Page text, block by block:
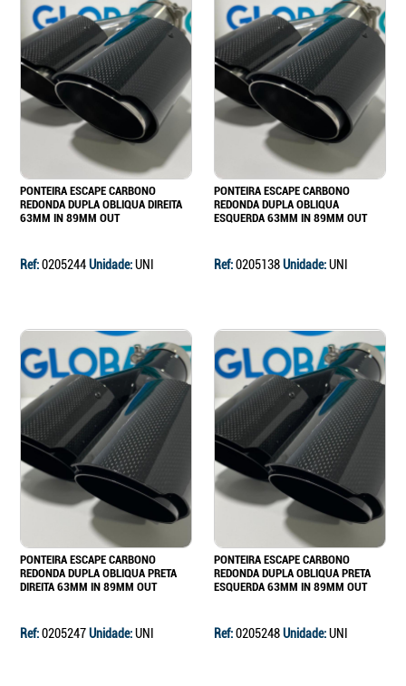
PONTEIRA ESCAPE CARBONO
REDONDA DUPLA OBLIQUA DIREITA
63MM IN 89MM OUT
Ref:0205244Unidade:UNI
PONTEIRA ESCAPE CARBONO
REDONDA DUPLA OBLIQUA
ESQUERDA 63MM IN 89MM OUT
Ref:0205138Unidade:UNI
PONTEIRA ESCAPE CARBONO
REDONDA DUPLA OBLIQUA PRETA
DIREITA 63MM IN 89MM OUT
Ref:0205247Unidade:UNI
PONTEIRA ESCAPE CARBONO
REDONDA DUPLA OBLIQUA PRETA
ESQUERDA 63MM IN 89MM OUT
Ref:0205248Unidade:UNI